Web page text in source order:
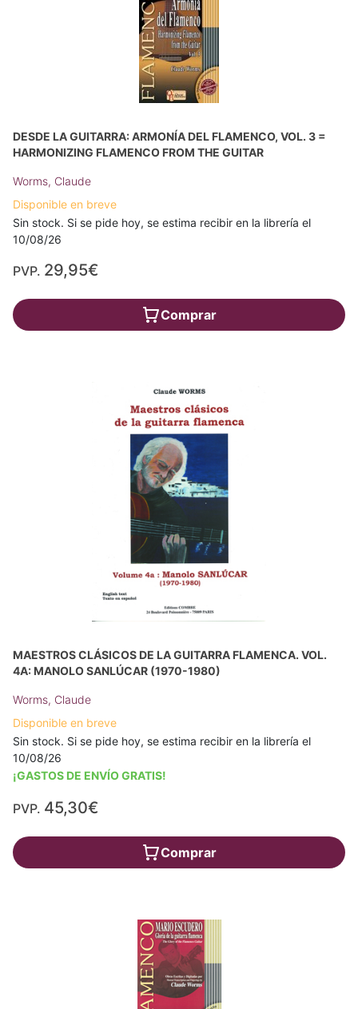
DESDE LA GUITARRA: ARMONÍA DEL FLAMENCO, VOL. 3 =
HARMONIZING FLAMENCO FROM THE GUITAR
Worms, Claude
Disponible en breve
Sin stock. Si se pide hoy, se estima recibir en la librería el
10/08/26
PVP. 29,95€
Comprar
MAESTROS CLÁSICOS DE LA GUITARRA FLAMENCA. VOL.
4A: MANOLO SANLÚCAR (1970-1980)
Worms, Claude
Disponible en breve
Sin stock. Si se pide hoy, se estima recibir en la librería el
10/08/26
¡GASTOS DE ENVÍO GRATIS!
PVP. 45,30€
Comprar